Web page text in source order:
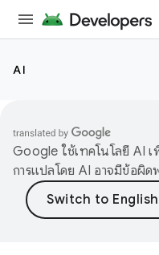
AI
Google ใช้เทคโนโลยี AI
การแปลโดย AI อาจมีข้อผิด